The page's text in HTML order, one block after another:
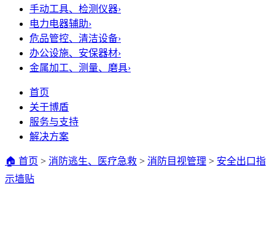
手动工具、检测仪器›
电力电器辅助›
危品管控、清洁设备›
办公设施、安保器材›
金属加工、测量、磨具›
首页
关于博盾
服务与支持
解决方案
🏠 首页 > 消防逃生、医疗急救 > 消防目视管理 > 安全出口指
示墙贴